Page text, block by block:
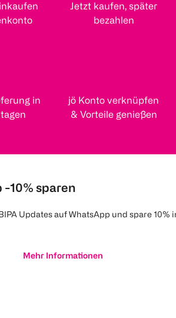
Jetzt kaufen, später
bezahlen
in
jö Konto verknüpfen
& Vorteile genießen
-10% sparen
Updates auf WhatsApp und spare 10%
Mehr Informationen